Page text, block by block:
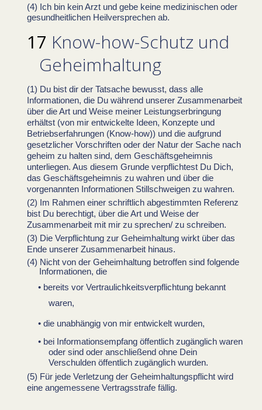
Ich bin kein Arzt und gebe keine medizinischen oder
gesundheitlichen Heilversprechen ab.
Know-how-Schutz und
Geheimhaltung
Du bist dir der Tatsache bewusst, dass alle
Informationen, die Du während unserer Zusammenarbeit
über die Art und Weise meiner Leistungserbringung
erhältst (von mir entwickelte Ideen, Konzepte und
Betriebserfahrungen (Know-how)) und die aufgrund
gesetzlicher Vorschriften oder der Natur der Sache nach
geheim zu halten sind, dem Geschäftsgeheimnis
unterliegen. Aus diesem Grunde verpflichtest Du Dich,
das Geschäftsgeheimnis zu wahren und über die
vorgenannten Informationen Stillschweigen zu wahren.
Im Rahmen einer schriftlich abgestimmten Referenz
bist Du berechtigt, über die Art und Weise der
Zusammenarbeit mit mir zu sprechen/ zu schreiben.
Die Verpflichtung zur Geheimhaltung wirkt über das
Ende unserer Zusammenarbeit hinaus.
Nicht von der Geheimhaltung betroffen sind folgende
Informationen, die
bereits vor Vertraulichkeitsverpflichtung bekannt
waren,
die unabhängig von mir entwickelt wurden,
bei Informationsempfang öffentlich zugänglich waren
oder sind oder anschließend ohne Dein
Verschulden öffentlich zugänglich wurden.
Für jede Verletzung der Geheimhaltungspflicht wird
eine angemessene Vertragsstrafe fällig.